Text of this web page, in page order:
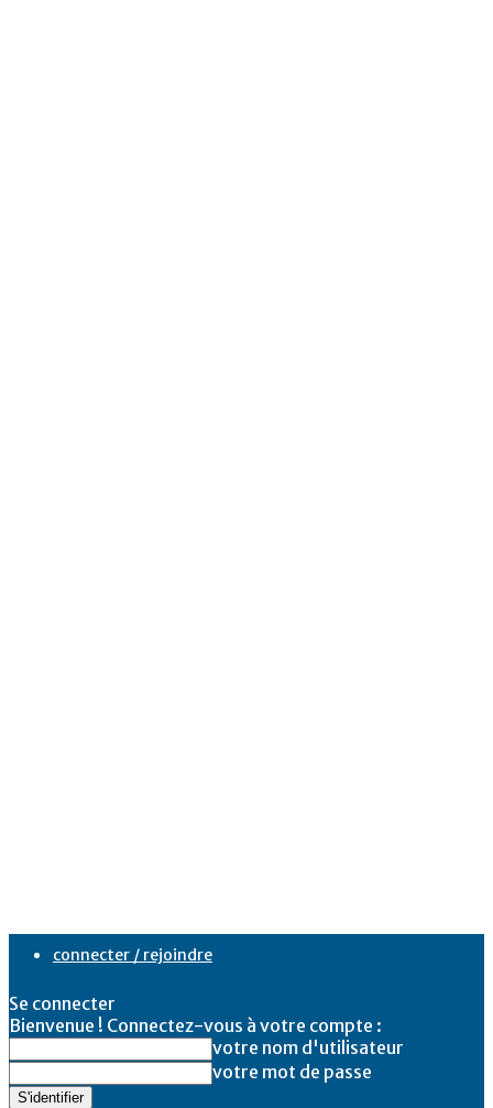
connecter / rejoindre
Se connecter
Bienvenue ! Connectez-vous à votre compte :
votre nom d'utilisateur
votre mot de passe